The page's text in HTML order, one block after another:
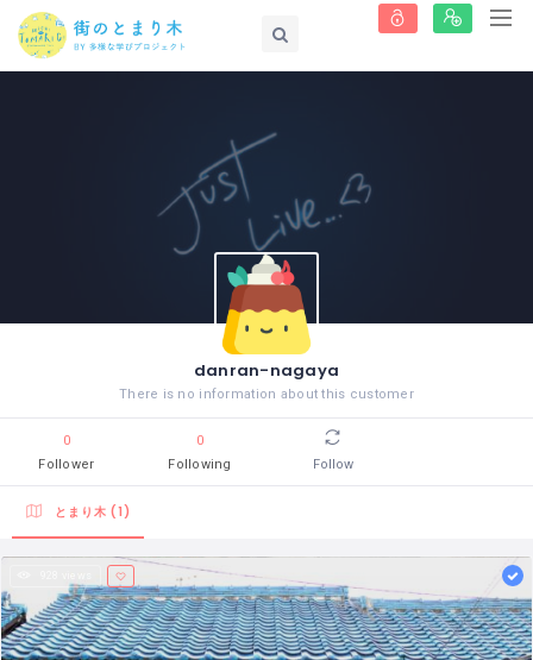
danran-nagaya
There is no information about this customer
0
Follower
0
Following
Follow
とまり木 (1)